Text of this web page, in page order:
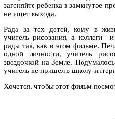
загоняйте ребенка в замкнутое
не ищет выхода.
Рада за тех детей, кому в
учитель рисования, а коллеги
рады так, как в этом фильме.
одной личности, учитель
звездочкой на Земле.
учитель не пришел в школу-
Хочется, чтобы этот фильм